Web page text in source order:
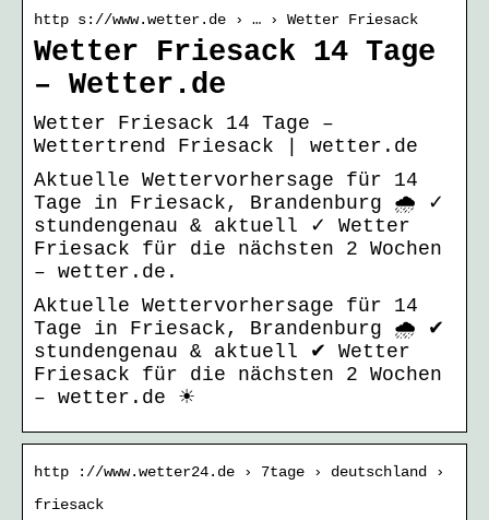
http s://www.wetter.de › … › Wetter Friesack
Wetter Friesack 14 Tage
– Wetter.de
Wetter Friesack 14 Tage –
Wettertrend Friesack | wetter.de
Aktuelle Wettervorhersage für 14
Tage in Friesack, Brandenburg 🌧️ ✓
stundengenau & aktuell ✓ Wetter
Friesack für die nächsten 2 Wochen
– wetter.de.
Aktuelle Wettervorhersage für 14
Tage in Friesack, Brandenburg 🌧️ ✔
stundengenau & aktuell ✔ Wetter
Friesack für die nächsten 2 Wochen
– wetter.de ☀
http ://www.wetter24.de › 7tage › deutschland ›
friesack